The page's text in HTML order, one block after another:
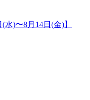
)〜8月14日(金)】